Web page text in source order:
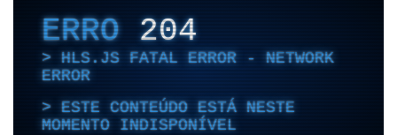
ERRO204
HLS.JS FATAL ERROR - NETWORK
ERROR
ESTE CONTEÚDO ESTÁ NESTE
MOMENTO INDISPONÍVEL